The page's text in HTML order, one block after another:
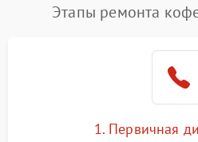
Этапы ремонта
1. Первичная